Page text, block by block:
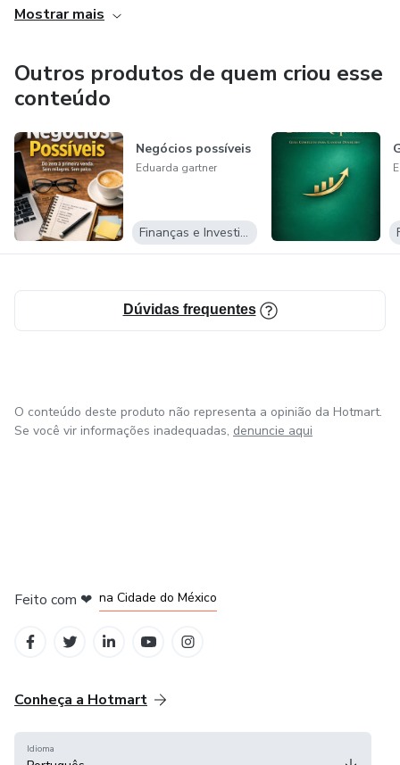
crescimento real não é sobre sorte é sobre clareza,
constância e decisão.
Mostrar mais
Outros produtos de quem criou esse
conteúdo
Negócios possíveis
Eduarda gartner
Finanças e Investimentos
Dúvidas frequentes
O conteúdo deste produto não representa a opinião da Hotmart.
Se você vir informações inadequadas, denuncie aqui
Feito com ❤ na Cidade do México
Conheça a Hotmart
Idioma